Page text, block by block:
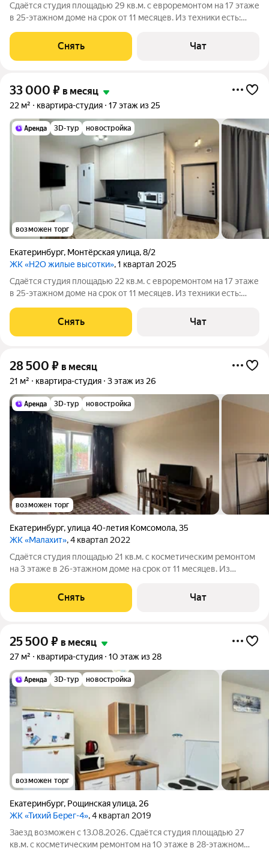
Сдаётся студия площадью 29 кв.м. с евроремонтом на 17 этаже
в 25-этажном доме на срок от 11 месяцев. Из техники есть:
выходят во двор. Есть консьерж. В подъезде 3 лифта - 2
грузовых и 1
Снять Чат
33 000 ₽ в месяц
22 м² квартира-студия 17 этаж из 25
3D-тур новостройка
возможен торг
Екатеринбург, Монтёрская улица,8/2
ЖК «H2O жилые высотки», 1 квартал 2025
Сдаётся студия площадью 22 кв.м. с евроремонтом на 17 этаже
в 25-этажном доме на срок от 11 месяцев. Из техники есть:
двор. Есть
Снять Чат
28 500 ₽ в месяц
21 м² квартира-студия 3 этаж из 26
3D-тур новостройка
возможен торг
Екатеринбург,улица 40-летия Комсомола,35
ЖК «Малахит», 4 квартал 2022
Сдаётся студия площадью 21 кв.м. с косметическим ремонтом
на 3 этаже в 26-этажном доме на срок от 11 месяцев. Из
выходят на улицу. В
Снять Чат
25 500 ₽ в месяц
27 м² квартира-студия 10 этаж из 28
3D-тур новостройка
возможен торг
Екатеринбург, Рощинская улица, 26
ЖК «Тихий Берег-4», 4 квартал 2019
Заезд возможен с 13.08.2026. Сдаётся студия площадью 27
кв.м. с косметическим ремонтом на 10 этаже в 28-этажном